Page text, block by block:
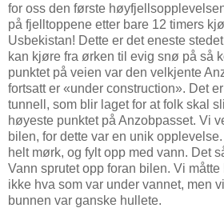
for oss den første
på fjelltoppene etter bare 12 timers
Usbekistan! Dette er det eneste
kan kjøre fra ørken til evig snø på så
punktet på veien var den velkjente
fortsatt er «under construction». Det
tunnell, som blir laget for at folk skal
høyeste punktet på Anzobpasset. Vi
bilen, for dette var en unik
helt mørk, og fylt opp med vann. Det
Vann sprutet opp foran bilen. Vi
ikke hva som var under vannet, men
bunnen var ganske hullete.